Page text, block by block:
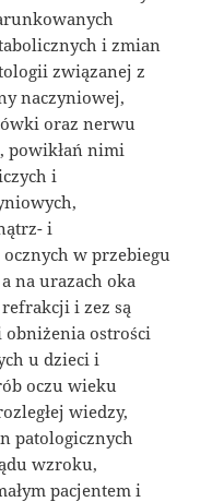
i zmian
związanej z
naczyniowej,
oraz nerwu
powikłań nimi
i
i
w przebiegu
na urazach oka
i zez są
ostrości
u dzieci i
oczu wieku
wiedzy,
patologicznych
wzroku,
pacjentem i